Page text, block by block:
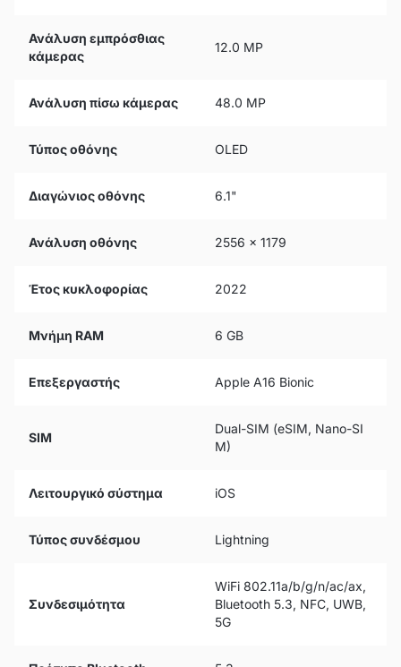
Ανάλυση εμπρόσθιας
κάμερας
12.0 MP
Ανάλυση πίσω κάμερας 48.0 MP
Τύπος οθόνης OLED
Διαγώνιος οθόνης 6.1"
Ανάλυση οθόνης 2556 x 1179
Έτος κυκλοφορίας 2022
Μνήμη RAM 6 GB
Επεξεργαστής Apple A16 Bionic
SIM
Dual-SIM (eSIM, Nano-SI
M)
Λειτουργικό σύστημα iOS
Τύπος συνδέσμου Lightning
Συνδεσιμότητα
WiFi 802.11a/b/g/n/ac/ax,
Bluetooth 5.3, NFC, UWB,
5G